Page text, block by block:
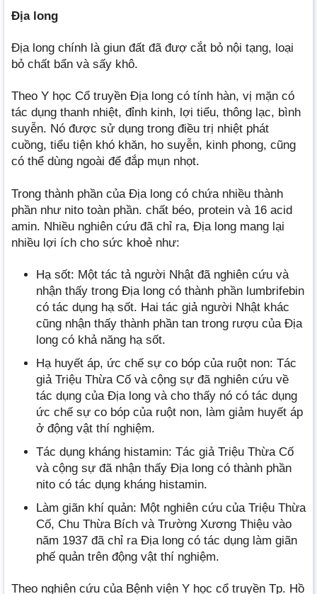
Địa long
Địa long chính là giun đất đã đượ cắt bỏ nội tạng, loại
bỏ chất bẩn và sấy khô.
Theo Y học Cổ truyền Địa long có tính hàn, vị mặn có
tác dụng thanh nhiệt, đỉnh kinh, lợi tiểu, thông lạc, bình
suyễn. Nó được sử dụng trong điều trị nhiệt phát
cuồng, tiểu tiện khó khăn, ho suyễn, kinh phong, cũng
có thể dùng ngoài để đắp mụn nhọt.
Trong thành phần của Địa long có chứa nhiều thành
phần như nito toàn phần. chất béo, protein và 16 acid
amin. Nhiều nghiên cứu đã chỉ ra, Địa long mang lại
nhiều lợi ích cho sức khoẻ như:
Hạ sốt: Một tác tả người Nhật đã nghiên cứu và
nhận thấy trong Địa long có thành phần lumbrifebin
có tác dụng hạ sốt. Hai tác giả người Nhật khác
cũng nhận thấy thành phần tan trong rượu của Địa
long có khả năng hạ sốt.
Hạ huyết áp, ức chế sự co bóp của ruột non: Tác
giả Triệu Thừa Cố và cộng sự đã nghiên cứu về
tác dụng của Địa long và cho thấy nó có tác dụng
ức chế sự co bóp của ruột non, làm giảm huyết áp
ở động vật thí nghiệm.
Tác dụng kháng histamin: Tác giả Triệu Thừa Cố
và cộng sự đã nhận thấy Địa long có thành phần
nito có tác dụng kháng histamin.
Làm giãn khí quản: Một nghiên cứu của Triệu Thừa
Cố, Chu Thừa Bích và Trường Xương Thiệu vào
năm 1937 đã chỉ ra Địa long có tác dụng làm giãn
phế quản trên động vật thí nghiệm.
Theo nghiên cứu của Bệnh viện Y học cổ truyền Tp. Hồ